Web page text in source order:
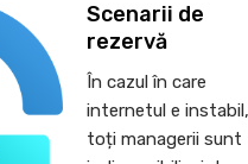
Scenarii de
rezervă
În cazul în care
internetul e instabil,
toți managerii sunt